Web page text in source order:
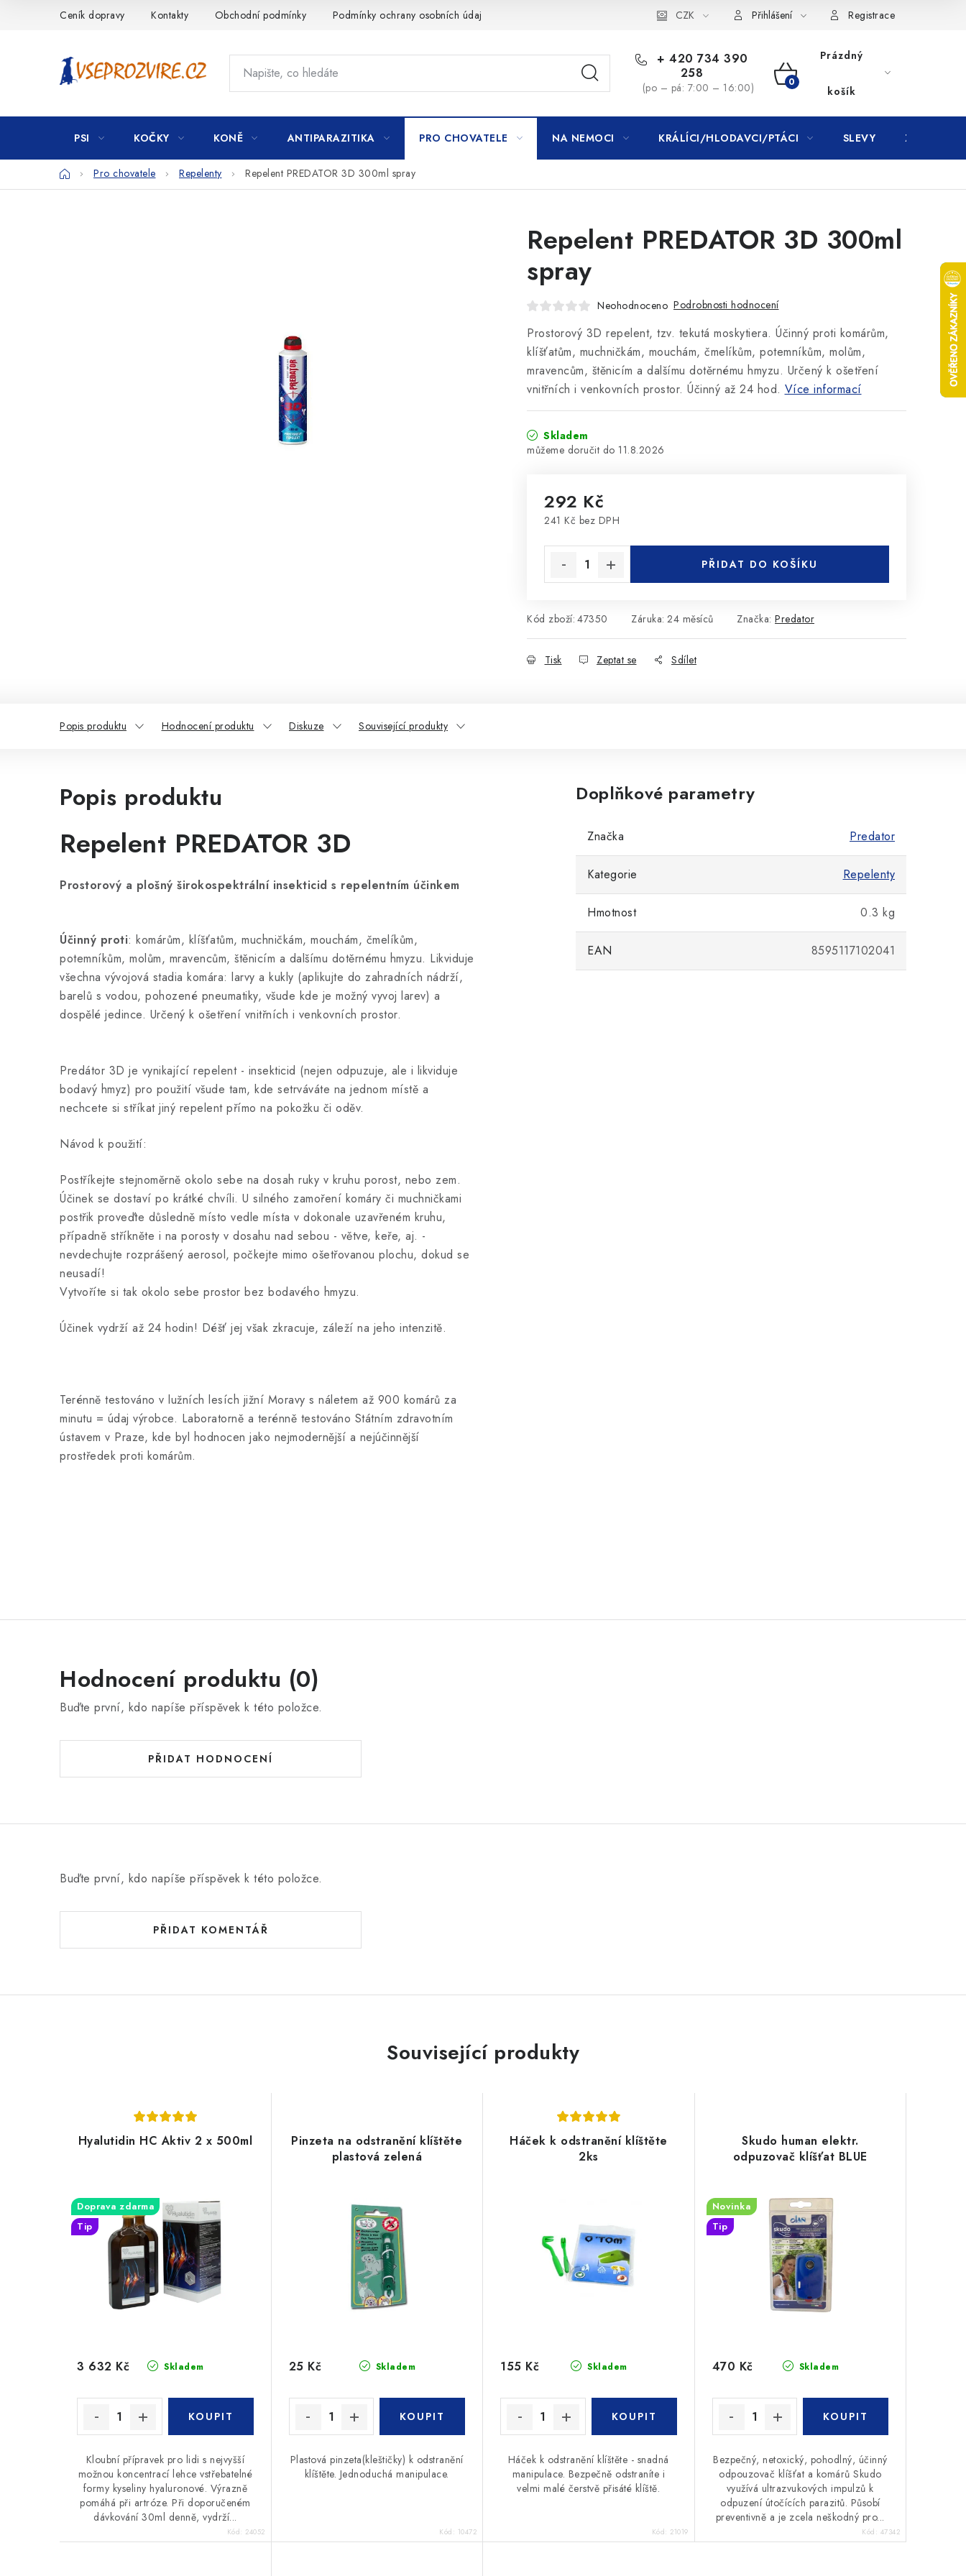
Ceník dopravy Kontakty Obchodní podmínky Podmínky ochrany osobních údajů CZK Přihlášení Registrace
+ 420 734 390
258
(po – pá: 7:00 – 16:00)
NÁKUPNÍ
KOŠÍK
Prázdný
košík
PSI KOČKY KONĚ ANTIPARAZITIKA PRO CHOVATELE NA NEMOCI KRÁLÍCI/HLODAVCI/PTÁCI SLEVY ZNAČKY
DomůPro chovatele Repelenty Repelent PREDATOR 3D 300ml spray
Repelent PREDATOR 3D 300ml
spray
Neohodnoceno Podrobnosti hodnocení
Prostorový 3D repelent, tzv. tekutá moskytiera. Účinný proti komárům,
klíšťatům, muchničkám, mouchám, čmelíkům, potemníkům, molům,
mravencům, štěnicím a dalšímu dotěrnému hmyzu. Určený k ošetření
vnitřních i venkovních prostor. Účinný až 24 hod. Více informací
Skladem
11.8.2026
292 Kč
241 Kč bez DPH
PŘIDAT DO KOŠÍKU
Kód zboží: 47350 Záruka: 24 měsíců Značka: Predator
Tisk Zeptat se Sdílet
Popis produktu Hodnocení produktu Diskuze Související produkty
Popis produktu
Repelent PREDATOR 3D
Prostorový a plošný širokospektrální insekticid s repelentním účinkem
Účinný proti: komárům, klíšťatům, muchničkám, mouchám, čmelíkům,
potemníkům, molům, mravencům, štěnicím a dalšímu dotěrnému hmyzu. Likviduje
všechna vývojová stadia komára: larvy a kukly (aplikujte do zahradních nádrží,
barelů s vodou, pohozené pneumatiky, všude kde je možný vyvoj larev) a
dospělé jedince. Určený k ošetření vnitřních i venkovních prostor.
Predátor 3D je vynikající repelent - insekticid (nejen odpuzuje, ale i likviduje
bodavý hmyz) pro použití všude tam, kde setrváváte na jednom místě a
nechcete si stříkat jiný repelent přímo na pokožku či oděv.
Návod k použití:
Postříkejte stejnoměrně okolo sebe na dosah ruky v kruhu porost, nebo zem.
Účinek se dostaví po krátké chvíli. U silného zamoření komáry či muchničkami
postřik proveďte důsledně místo vedle místa v dokonale uzavřeném kruhu,
případně stříkněte i na porosty v dosahu nad sebou - větve, keře, aj. -
nevdechujte rozprášený aerosol, počkejte mimo ošetřovanou plochu, dokud se
neusadí!
Vytvoříte si tak okolo sebe prostor bez bodavého hmyzu.
Účinek vydrží až 24 hodin! Déšť jej však zkracuje, záleží na jeho intenzitě.
Terénně testováno v lužních lesích jižní Moravy s náletem až 900 komárů za
minutu = údaj výrobce. Laboratorně a terénně testováno Státním zdravotním
ústavem v Praze, kde byl hodnocen jako nejmodernější a nejúčinnější
prostředek proti komárům.
Doplňkové parametry
Značka Predator
Kategorie Repelenty
Hmotnost 0.3 kg
EAN 8595117102041
Hodnocení produktu (0)
Buďte první, kdo napíše příspěvek k této položce.
PŘIDAT HODNOCENÍ
Buďte první, kdo napíše příspěvek k této položce.
PŘIDAT KOMENTÁŘ
Související produkty
Hyalutidin HC Aktiv 2 x 500ml
Doprava zdarma
Tip
Skladem
3 632 Kč
Kloubní přípravek pro lidi s nejvyšší
možnou koncentrací lehce vstřebatelné
formy kyseliny hyaluronové. Výrazně
pomáhá při artróze. Při doporučeném
dávkování 30ml denně, vydrží...
Kód: 24052
Pinzeta na odstranění klíštěte
plastová zelená
Skladem
25 Kč
Plastová pinzeta(kleštičky) k odstranění
klíštěte. Jednoduchá manipulace.
Kód: 10472
Háček k odstranění klíštěte
2ks
Skladem
155 Kč
Háček k odstranění klíštěte - snadná
manipulace. Bezpečně odstraníte i
velmi malé čerstvě přisáté klíště.
Kód: 21019
Skudo human elektr.
odpuzovač klíšťat BLUE
Novinka
Tip
Skladem
470 Kč
Bezpečný, netoxický, pohodlný, účinný
odpouzovač klíšťat a komárů Skudo
využívá ultrazvukových impulzů k
odpuzení útočících parazitů. Působí
preventivně a je zcela neškodný pro...
Kód: 47342